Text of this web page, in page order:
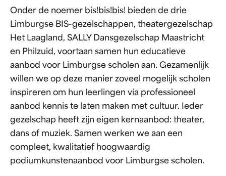
Onder de noemer bis!bis!bis! bieden de drie
Limburgse BIS-gezelschappen, theatergezelschap
Het Laagland, SALLY Dansgezelschap Maastricht
en Philzuid, voortaan samen hun educatieve
aanbod voor Limburgse scholen aan. Gezamenlijk
willen we op deze manier zoveel mogelijk scholen
inspireren om hun leerlingen via professioneel
aanbod kennis te laten maken met cultuur. Ieder
gezelschap heeft zijn eigen kernaanbod: theater,
dans of muziek. Samen werken we aan een
compleet, kwalitatief hoogwaardig
podiumkunstenaanbod voor Limburgse scholen.